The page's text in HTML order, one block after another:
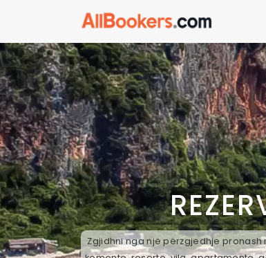
Zgjidhni nga një përzgjedhje pronash